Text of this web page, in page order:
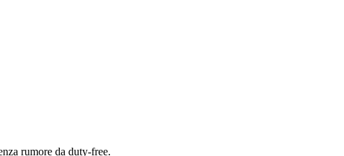
rumore da duty-free.